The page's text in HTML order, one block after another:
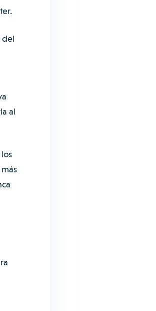
del
al